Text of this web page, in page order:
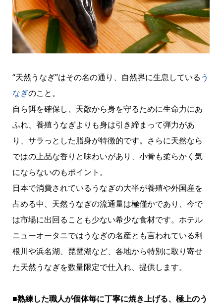
“天然うなぎ”はその名の通り、自然界に生息している う
なぎのこと。
自ら餌を確保し、天敵から身を守るために生命力にあ
ふれ、養殖うなぎよりも身は引き締まって弾力があ
り、サラっとした脂身が特徴的です。さらに天然なら
ではの上品な香りと味わいがあり、小骨も柔らかく気
にならないのもポイント。
日本で消費されているうなぎの大半が養殖や外国産を
占める中、天然うなぎの流通量は極僅かであり、今で
は市場に出回ることも少ない希少な食材です。ホテル
ニューオータニではうなぎの名産とも言われている利
根川や浜名湖、琵琶湖など、各地から特別に取り寄せ
た天然うなぎを数量限定で仕入れ、提供します。
■熟練した職人が個体毎に丁寧に焼き上げる、極上のう